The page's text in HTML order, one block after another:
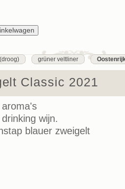
grüner veltliner
Classic 2021
wijn.
blauer zweigelt